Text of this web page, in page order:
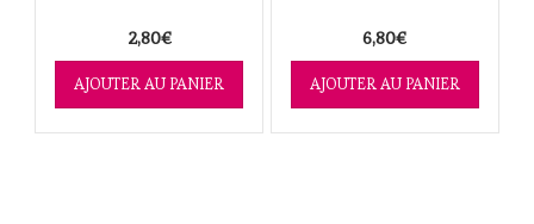
2,80€
AJOUTER AU PANIER
6,80€
AJOUTER AU PANIER